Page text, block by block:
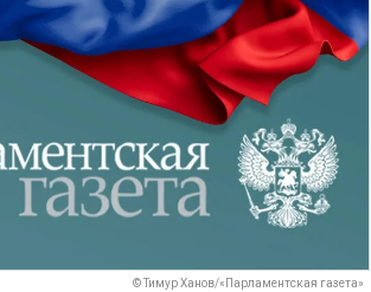
© Тимур Ханов/«Парламентская газета»